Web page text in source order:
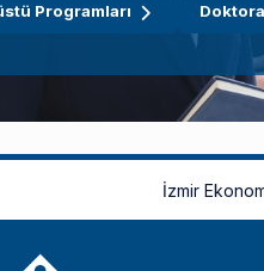
Programları
İzmir